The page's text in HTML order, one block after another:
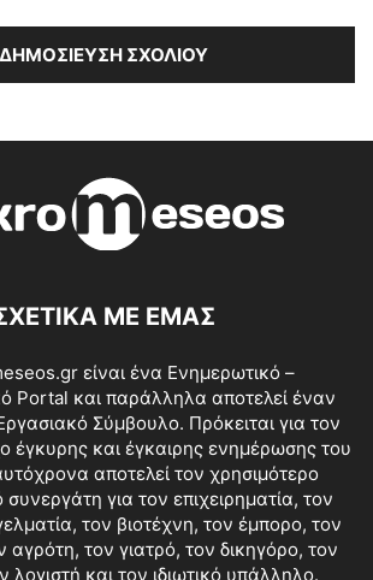
ΜΕ ΕΜΑΣ
είναι ένα Ενημερωτικό –
Portal και παράλληλα αποτελεί έναν
Σύμβουλο. Πρόκειται για τον
έγκυρης και έγκαιρης ενημέρωσης του
αποτελεί τον χρησιμότερο
για τον επιχειρηματία, τον
τον βιοτέχνη, τον έμπορο, τον
τον γιατρό, τον δικηγόρο, τον
λογιστή και τον ιδιωτικό υπάλληλο.